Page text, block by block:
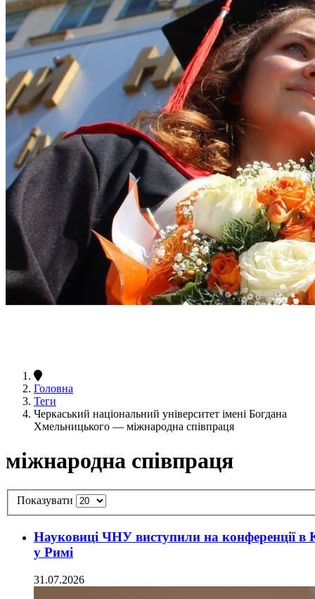
Головна
Теги
Черкаський національний університет імені Богдана
Хмельницького — міжнародна співпраця
міжнародна співпраця
Показувати
Науковиці ЧНУ виступили на конференції в
у Римі
31.07.2026